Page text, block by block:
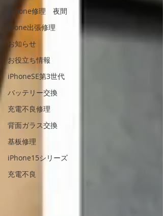
iphone修理 夜間
ipone出張修理
お知らせ
お役立ち情報
iPhoneSE第3世代
バッテリー交換
充電不良修理
背面ガラス交換
基板修理
iPhone15シリーズ
充電不良